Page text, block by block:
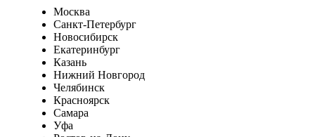
Москва
Санкт-Петербург
Новосибирск
Екатеринбург
Казань
Нижний Новгород
Челябинск
Красноярск
Самара
Уфа